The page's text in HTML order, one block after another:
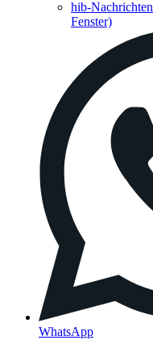
hib-Nachrichten
Fenster)
WhatsApp